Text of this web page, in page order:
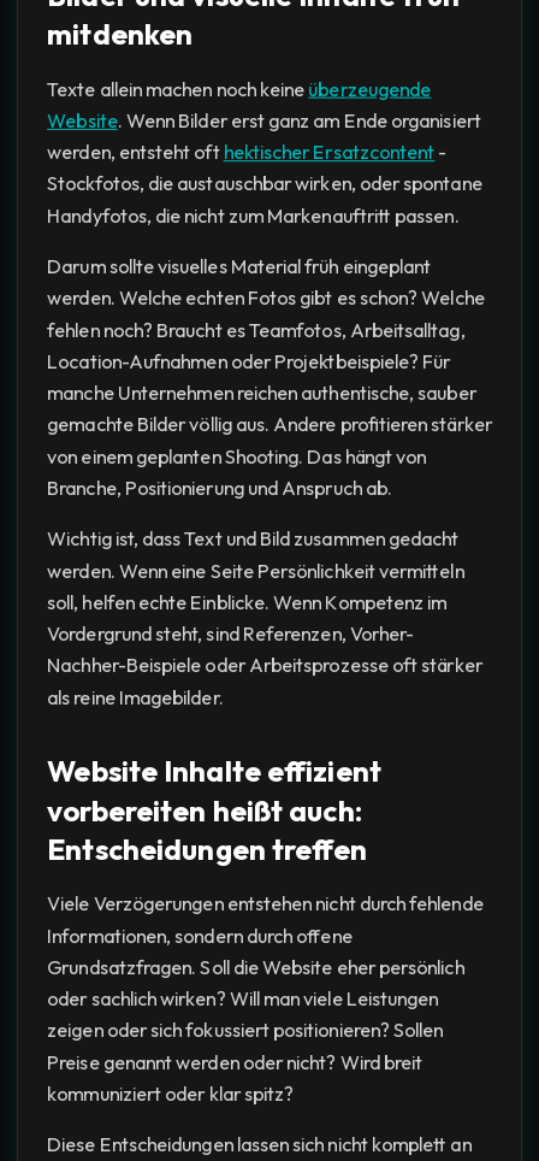
mitdenken
Texte allein machen noch keineüberzeugende
Website. Wenn Bilder erst ganz am Ende organisiert
werden, entsteht ofthektischer Ersatzcontent-
Stockfotos, die austauschbar wirken, oder spontane
Handyfotos, die nicht zum Markenauftritt passen.
Darum sollte visuelles Material früh eingeplant
werden. Welche echten Fotos gibt es schon? Welche
fehlen noch? Braucht es Teamfotos, Arbeitsalltag,
Location-Aufnahmen oder Projektbeispiele? Für
manche Unternehmen reichen authentische, sauber
gemachte Bilder völlig aus. Andere profitieren stärker
von einem geplanten Shooting. Das hängt von
Branche, Positionierung und Anspruch ab.
Wichtig ist, dass Text und Bild zusammen gedacht
werden. Wenn eine Seite Persönlichkeit vermitteln
soll, helfen echte Einblicke. Wenn Kompetenz im
Vordergrund steht, sind Referenzen, Vorher-
Nachher-Beispiele oder Arbeitsprozesse oft stärker
als reine Imagebilder.
Website Inhalte effizient
vorbereiten heißt auch:
Entscheidungen treffen
Viele Verzögerungen entstehen nicht durch fehlende
Informationen, sondern durch offene
Grundsatzfragen. Soll die Website eher persönlich
oder sachlich wirken? Will man viele Leistungen
zeigen oder sich fokussiert positionieren? Sollen
Preise genannt werden oder nicht? Wird breit
kommuniziert oder klar spitz?
Diese Entscheidungen lassen sich nicht komplett an